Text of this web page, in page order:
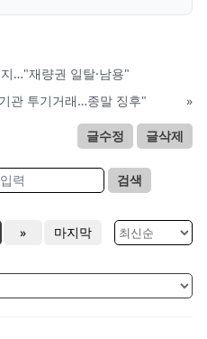
…"재량권 일탈·남용"
관 투기거래…종말 징후"
»
글수정 글삭제
검색
» 마지막